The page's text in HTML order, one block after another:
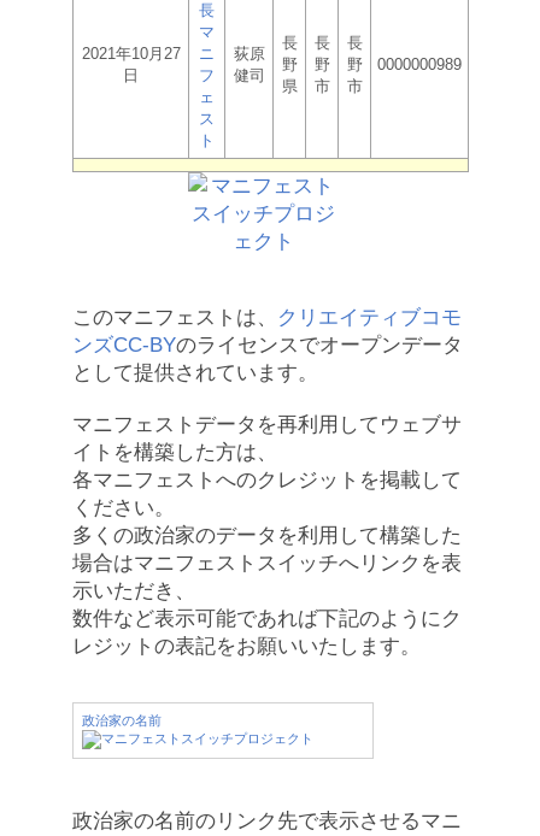
2021年10月27
日
長
マ
ニ
フ
ェ
ス
ト
荻原
健司
長
野
県
長
野
市
長
野
市
0000000989
このマニフェストは、
クリエイティブコモ
ンズCC-BYのライセンスでオープンデータ
として提供されています。
マニフェストデータを再利用してウェブサ
イトを構築した方は、
各マニフェストへのクレジットを掲載して
ください。
多くの政治家のデータを利用して構築した
場合はマニフェストスイッチへリンクを表
示いただき、
数件など表示可能であれば下記のようにク
レジットの表記をお願いいたします。
政治家の名前
政治家の名前のリンク先で表示させるマニ